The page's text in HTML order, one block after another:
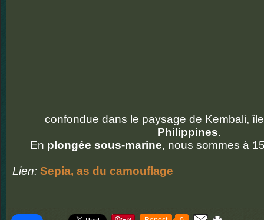
confondue dans le paysage de Kembali,
Philippines.
En plongée sous-marine, nous sommes à
Lien: Sepia, as du camouflage